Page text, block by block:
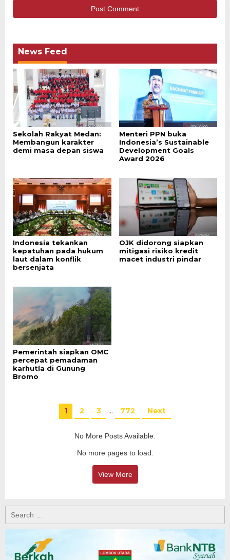
News Feed
Sekolah Rakyat Medan:
Membangun karakter
demi masa depan siswa
Menteri PPN buka
Indonesia’s Sustainable
Development Goals
Award 2026
Indonesia tekankan
kepatuhan pada hukum
laut dalam konflik
bersenjata
OJK didorong siapkan
mitigasi risiko kredit
macet industri pindar
Pemerintah siapkan OMC
percepat pemadaman
karhutla di Gunung
Bromo
1 2 3 … 772 Next
No More Posts Available.
No more pages to load.
View More
for: